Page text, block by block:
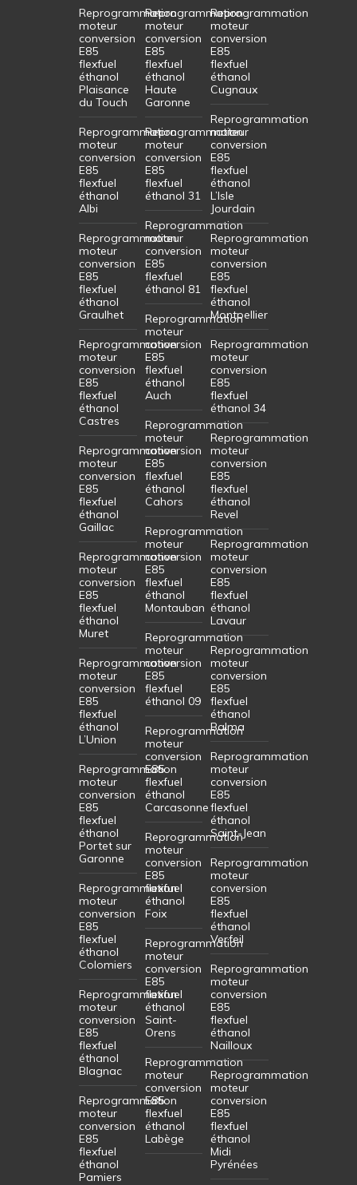
Reprogrammation
moteur
conversion
E85
flexfuel
éthanol
Plaisance
du Touch
Reprogrammation
moteur
conversion
E85
flexfuel
éthanol
Albi
Reprogrammation
moteur
conversion
E85
flexfuel
éthanol
Graulhet
Reprogrammation
moteur
conversion
E85
flexfuel
éthanol
Castres
Reprogrammation
moteur
conversion
E85
flexfuel
éthanol
Gaillac
Reprogrammation
moteur
conversion
E85
flexfuel
éthanol
Muret
Reprogrammation
moteur
conversion
E85
flexfuel
éthanol
L’Union
Reprogrammation
moteur
conversion
E85
flexfuel
éthanol
Portet sur
Garonne
Reprogrammation
moteur
conversion
E85
flexfuel
éthanol
Colomiers
Reprogrammation
moteur
conversion
E85
flexfuel
éthanol
Blagnac
Reprogrammation
moteur
conversion
E85
flexfuel
éthanol
Pamiers
Reprogrammation
moteur
conversion
E85
flexfuel
éthanol
Haute
Garonne
Reprogrammation
moteur
conversion
E85
flexfuel
éthanol 31
Reprogrammation
moteur
conversion
E85
flexfuel
éthanol 81
Reprogrammation
moteur
conversion
E85
flexfuel
éthanol
Auch
Reprogrammation
moteur
conversion
E85
flexfuel
éthanol
Cahors
Reprogrammation
moteur
conversion
E85
flexfuel
éthanol
Montauban
Reprogrammation
moteur
conversion
E85
flexfuel
éthanol 09
Reprogrammation
moteur
conversion
E85
flexfuel
éthanol
Carcasonne
Reprogrammation
moteur
conversion
E85
flexfuel
éthanol
Foix
Reprogrammation
moteur
conversion
E85
flexfuel
éthanol
Saint-
Orens
Reprogrammation
moteur
conversion
E85
flexfuel
éthanol
Labège
Reprogrammation
moteur
conversion
E85
flexfuel
éthanol
Cugnaux
Reprogrammation
moteur
conversion
E85
flexfuel
éthanol
L’Isle
Jourdain
Reprogrammation
moteur
conversion
E85
flexfuel
éthanol
Montpellier
Reprogrammation
moteur
conversion
E85
flexfuel
éthanol 34
Reprogrammation
moteur
conversion
E85
flexfuel
éthanol
Revel
Reprogrammation
moteur
conversion
E85
flexfuel
éthanol
Lavaur
Reprogrammation
moteur
conversion
E85
flexfuel
éthanol
Balma
Reprogrammation
moteur
conversion
E85
flexfuel
éthanol
Saint-Jean
Reprogrammation
moteur
conversion
E85
flexfuel
éthanol
Verfeil
Reprogrammation
moteur
conversion
E85
flexfuel
éthanol
Nailloux
Reprogrammation
moteur
conversion
E85
flexfuel
éthanol
Midi
Pyrénées